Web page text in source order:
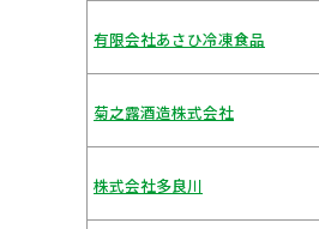
有限会社あさひ冷凍食品
菊之露酒造株式会社
株式会社多良川